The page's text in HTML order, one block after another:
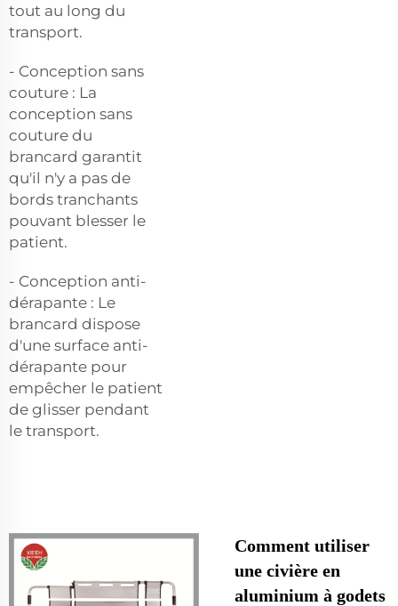
tout au long du
transport.
- Conception sans
couture : La
conception sans
couture du
brancard garantit
qu'il n'y a pas de
bords tranchants
pouvant blesser le
patient.
- Conception anti-
dérapante : Le
brancard dispose
d'une surface anti-
dérapante pour
empêcher le patient
de glisser pendant
le transport.
Comment utiliser
une civière en
aluminium à godets